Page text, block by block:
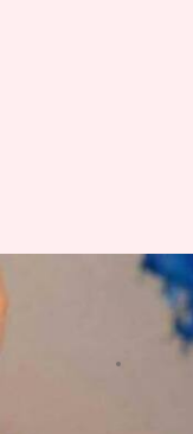
'కశ్మీరీలు
ఒమర్
Jan 10,